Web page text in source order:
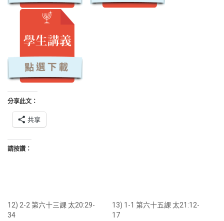
分享此文：
共享
請按讚：
12) 2-2 第六十三課 太20:29-
34
13) 1-1 第六十五課 太21:12-
17